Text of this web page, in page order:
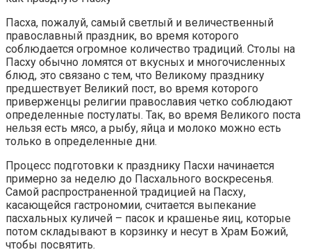
Пасха, пожалуй, самый светлый и величественный
православный праздник, во время которого
соблюдается огромное количество традиций. Столы на
Пасху обычно ломятся от вкусных и многочисленных
блюд, это связано с тем, что Великому празднику
предшествует Великий пост, во время которого
приверженцы религии православия четко соблюдают
определенные постулаты. Так, во время Великого поста
нельзя есть мясо, а рыбу, яйца и молоко можно есть
только в определенные дни.
Процесс подготовки к празднику Пасхи начинается
примерно за неделю до Пасхального воскресенья.
Самой распространенной традицией на Пасху,
касающейся гастрономии, считается выпекание
пасхальных куличей – пасок и крашенье яиц, которые
потом складывают в корзинку и несут в Храм Божий,
чтобы посвятить.